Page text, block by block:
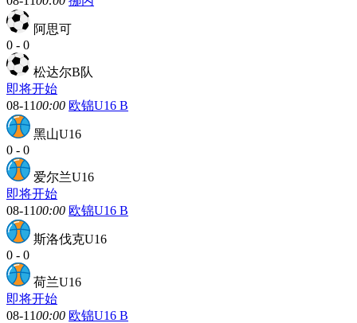
阿思可
0 - 0
松达尔B队
即将开始
08-1100:00 欧锦U16 B
黑山U16
0 - 0
爱尔兰U16
即将开始
08-1100:00 欧锦U16 B
斯洛伐克U16
0 - 0
荷兰U16
即将开始
08-1100:00 欧锦U16 B